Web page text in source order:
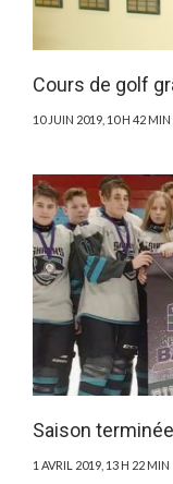
Cours de golf
10 JUIN 2019, 10 H 42 MIN
Saison
1 AVRIL 2019, 13 H 22 MIN